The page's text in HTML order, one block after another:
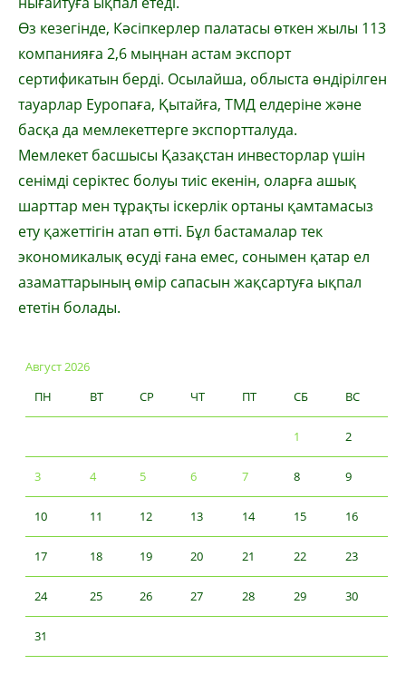
Өз кезегінде, Кәсіпкерлер палатасы өткен жылы 113
компанияға 2,6 мыңнан астам экспорт
сертификатын берді. Осылайша, облыста өндірілген
тауарлар Еуропаға, Қытайға, ТМД елдеріне және
басқа да мемлекеттерге экспортталуда.
Мемлекет басшысы Қазақстан инвесторлар үшін
сенімді серіктес болуы тиіс екенін, оларға ашық
шарттар мен тұрақты іскерлік ортаны қамтамасыз
ету қажеттігін атап өтті. Бұл бастамалар тек
экономикалық өсуді ғана емес, сонымен қатар ел
азаматтарының өмір сапасын жақсартуға ықпал
ететін болады.
Август 2026
ПН
ВТ СР ЧТ ПТ СБ ВС
1 2
3 4 5 6 7 8 9
10 11 12 13 14 15 16
17 18 19 20 21 22 23
24 25 26 27 28 29 30
31